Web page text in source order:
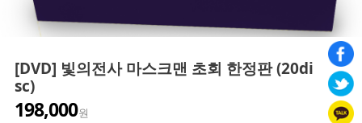
[DVD] 빛의전사 마스크맨 초회 한정판 (20di
sc)
198,000원